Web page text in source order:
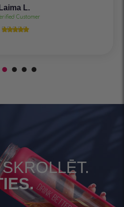
Laima L.
Customer
    